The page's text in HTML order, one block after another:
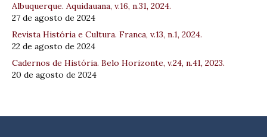
Albuquerque. Aquidauana, v.16, n.31, 2024.
27 de agosto de 2024
Revista História e Cultura. Franca, v.13, n.1, 2024.
22 de agosto de 2024
Cadernos de História. Belo Horizonte, v.24, n.41, 2023.
20 de agosto de 2024